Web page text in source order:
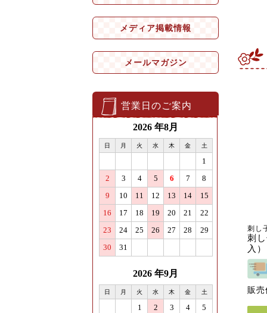
メディア掲載情報
メールマガジン
営業日のご案内
刺し
刺
入）
販売